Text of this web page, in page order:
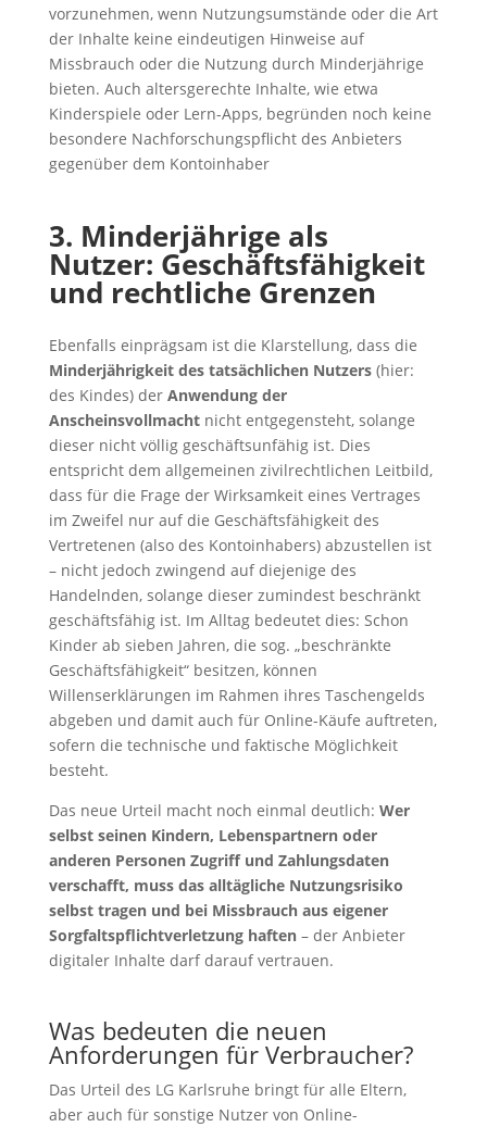
vorzunehmen, wenn Nutzungsumstände oder die Art
der Inhalte keine eindeutigen Hinweise auf
Missbrauch oder die Nutzung durch Minderjährige
bieten. Auch altersgerechte Inhalte, wie etwa
Kinderspiele oder Lern-Apps, begründen noch keine
besondere Nachforschungspflicht des Anbieters
gegenüber dem Kontoinhaber
3. Minderjährige als
Nutzer: Geschäftsfähigkeit
und rechtliche Grenzen
Ebenfalls einprägsam ist die Klarstellung, dass die
Minderjährigkeit des tatsächlichen Nutzers(hier:
des Kindes) der Anwendung der
Anscheinsvollmachtnicht entgegensteht, solange
dieser nicht völlig geschäftsunfähig ist. Dies
entspricht dem allgemeinen zivilrechtlichen Leitbild,
dass für die Frage der Wirksamkeit eines Vertrages
im Zweifel nur auf die Geschäftsfähigkeit des
Vertretenen (also des Kontoinhabers) abzustellen ist
– nicht jedoch zwingend auf diejenige des
Handelnden, solange dieser zumindest beschränkt
geschäftsfähig ist. Im Alltag bedeutet dies: Schon
Kinder ab sieben Jahren, die sog. „beschränkte
Geschäftsfähigkeit“ besitzen, können
Willenserklärungen im Rahmen ihres Taschengelds
abgeben und damit auch für Online-Käufe auftreten,
sofern die technische und faktische Möglichkeit
besteht.
Das neue Urteil macht noch einmal deutlich: Wer
selbst seinen Kindern, Lebenspartnern oder
anderen Personen Zugriff und Zahlungsdaten
verschafft, muss das alltägliche Nutzungsrisiko
selbst tragen und bei Missbrauch aus eigener
Sorgfaltspflichtverletzung haften– der Anbieter
digitaler Inhalte darf darauf vertrauen.
Was bedeuten die neuen
Anforderungen für Verbraucher?
Das Urteil des LG Karlsruhe bringt für alle Eltern,
aber auch für sonstige Nutzer von Online-